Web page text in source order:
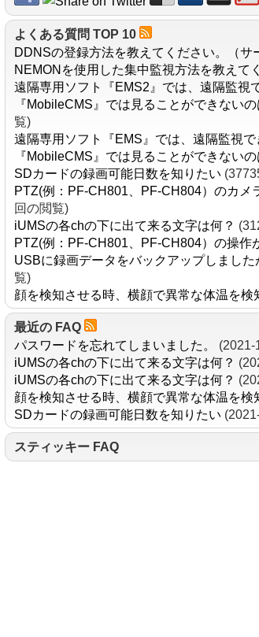
よくある質問 TOP 10
DDNSの登録方法を教えてください。（サ
NEMONを使用した集中監視方法を教えて
遠隔専用ソフト『EMS2』では、遠隔監視
『MobileCMS』では見ることができない
覧)
遠隔専用ソフト『EMS』では、遠隔監視
『MobileCMS』では見ることができない
SDカードの録画可能日数を知りたい
PTZ(例：PF-CH801、PF-CH804）のカメ
回の閲覧)
iUMSの各chの下に出て来る文字は何？
PTZ(例：PF-CH801、PF-CH804）の操作
USBに録画データをバックアップしました
覧)
顔を検知させる時、横顔で異常な体温を検
最近の FAQ
パスワードを忘れてしまいました。
(2021-
iUMSの各chの下に出て来る文字は何？
iUMSの各chの下に出て来る文字は何？
顔を検知させる時、横顔で異常な体温を検
SDカードの録画可能日数を知りたい
スティッキー FAQ